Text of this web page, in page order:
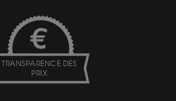
TRANSPARENCE DES
PRIX